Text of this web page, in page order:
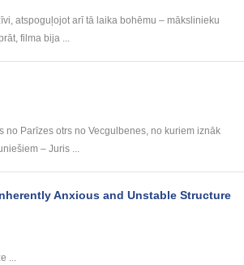
atspoguļojot arī tā laika bohēmu – mākslinieku
filma bija ...
no Parīzes otrs no Vecgulbenes, no kuriem iznāk
– Juris ...
Anxious and Unstable Structure
...